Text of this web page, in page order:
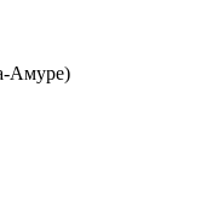
Амуре)